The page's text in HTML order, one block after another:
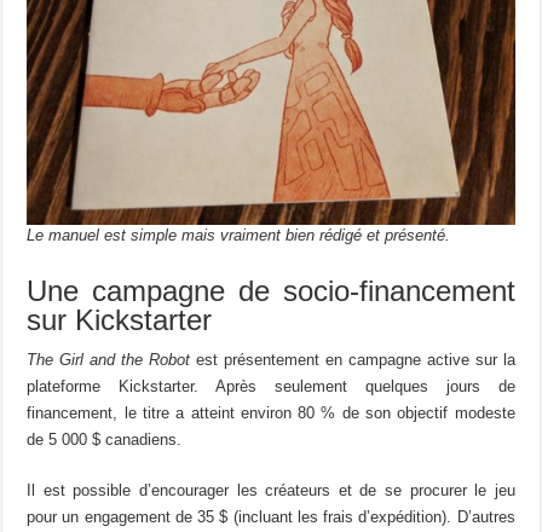
Le manuel est simple mais vraiment bien rédigé et présenté.
Une campagne de socio-financement
sur Kickstarter
The Girl and the Robot est présentement en campagne active sur la
plateforme Kickstarter. Après seulement quelques jours de
financement, le titre a atteint environ 80 % de son objectif modeste
de 5 000 $ canadiens.
Il est possible d’encourager les créateurs et de se procurer le jeu
pour un engagement de 35 $ (incluant les frais d’expédition). D’autres